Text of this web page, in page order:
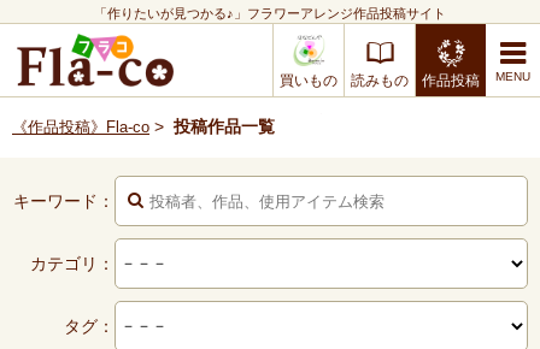
「作りたいが見つかる♪」フラワーアレンジ作品投稿サイト
買いもの 読みもの 作品投稿
《作品投稿》Fla-co > 投稿作品一覧
キーワード：
カテゴリ：
タグ：